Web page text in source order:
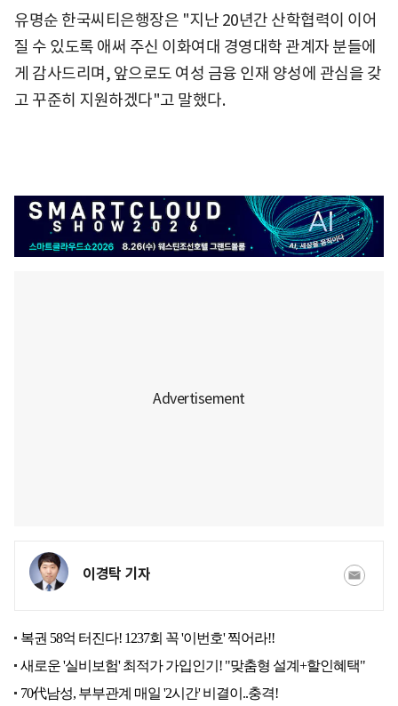
유명순 한국씨티은행장은 "지난 20년간 산학협력이 이어
질 수 있도록 애써 주신 이화여대 경영대학 관계자 분들에
게 감사드리며, 앞으로도 여성 금융 인재 양성에 관심을 갖
고 꾸준히 지원하겠다"고 말했다.
이경탁 기자